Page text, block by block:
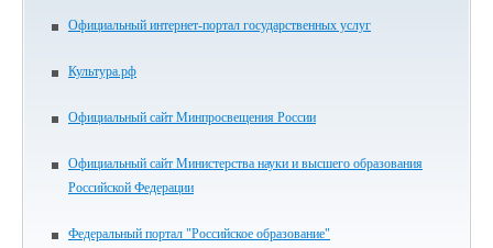
Официальный интернет-портал государственных услуг
Культура.рф
Официальный сайт Минпросвещения России
Официальный сайт Министерства науки и высшего образования
Российской Федерации
Федеральный портал "Российское образование"